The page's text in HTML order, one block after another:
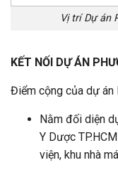
Vị trí Dự án
KẾT NỐI DỰ ÁN
Điểm cộng của dự án
Nằm đối diện
Y Dược
viện, khu nhà